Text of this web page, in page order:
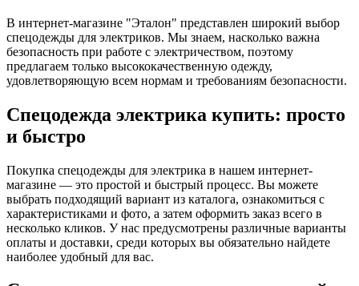
В интернет-магазине "Эталон" представлен широкий выбор
спецодежды для электриков. Мы знаем, насколько важна
безопасность при работе с электричеством, поэтому
предлагаем только высококачественную одежду,
удовлетворяющую всем нормам и требованиям безопасности.
Спецодежда электрика купить: просто
и быстро
Покупка спецодежды для электрика в нашем интернет-
магазине — это простой и быстрый процесс. Вы можете
выбрать подходящий вариант из каталога, ознакомиться с
характеристиками и фото, а затем оформить заказ всего в
несколько кликов. У нас предусмотрены различные варианты
оплаты и доставки, среди которых вы обязательно найдете
наиболее удобный для вас.